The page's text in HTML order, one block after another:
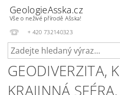
GeologieAsska.cz
Vše o neživé přírodě Ašska!
+ 420 732140323
GEODIVERZITA,
KRAJINNÁ